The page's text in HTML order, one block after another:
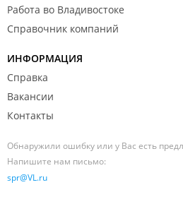
Работа во Владивостоке
Справочник компаний
ИНФОРМАЦИЯ
Справка
Вакансии
Контакты
Обнаружили ошибку или у Вас есть
Напишите нам письмо:
spr@VL.ru